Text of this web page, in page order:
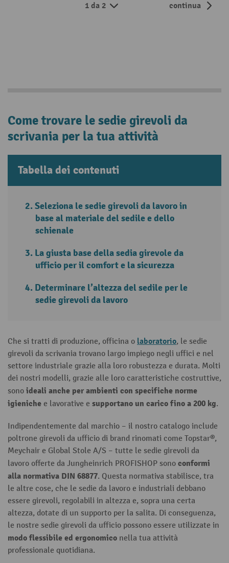
1 da 2 continua
Come trovare le sedie girevoli da
scrivania per la tua attività
Tabella dei contenuti
Seleziona le sedie girevoli da lavoro in
base al materiale del sedile e dello
schienale
La giusta base della sedia girevole da
ufficio per il comfort e la sicurezza
Determinare l’altezza del sedile per le
sedie girevoli da lavoro
Che si tratti di produzione, officina o laboratorio, le sedie
girevoli da scrivania trovano largo impiego negli uffici e nel
settore industriale grazie alla loro robustezza e durata. Molti
dei nostri modelli, grazie alle loro caratteristiche costruttive,
sono ideali anche per ambienti con specifiche norme
igieniche e lavorative e supportano un carico fino a 200 kg.
Indipendentemente dal marchio – il nostro catalogo include
poltrone girevoli da ufficio di brand rinomati come Topstar®,
Meychair e Global Stole A/S – tutte le sedie girevoli da
lavoro offerte da Jungheinrich PROFISHOP sono conformi
alla normativa DIN 68877. Questa normativa stabilisce, tra
le altre cose, che le sedie da lavoro e industriali debbano
essere girevoli, regolabili in altezza e, sopra una certa
altezza, dotate di un supporto per la salita. Di conseguenza,
le nostre sedie girevoli da ufficio possono essere utilizzate in
modo flessibile ed ergonomico nella tua attività
professionale quotidiana.